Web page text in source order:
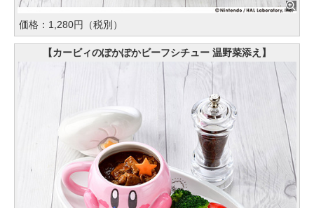
価格：1,280円（税別）
【カービィのぽかぽかビーフシチュー 温野菜添え】